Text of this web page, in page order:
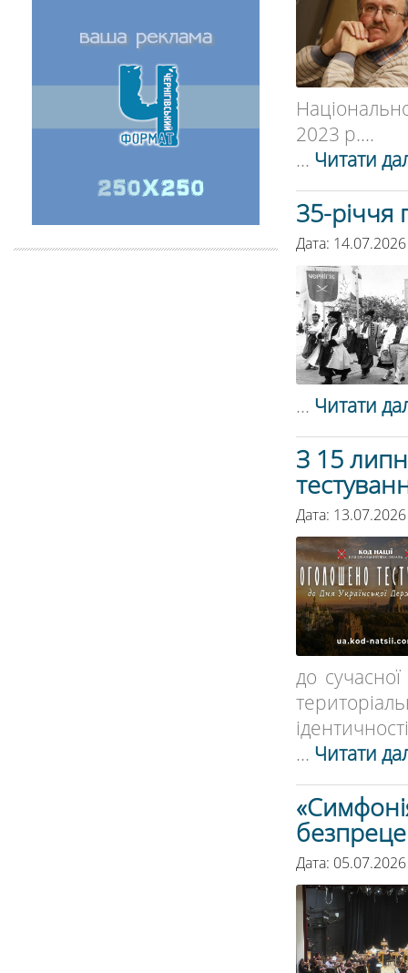
2023 р....
... Читати
35-річчя
Дата:
... Читати
З 15
Дата:
до
... Читати
Дата: